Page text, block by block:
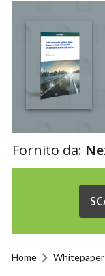
Fornito da:
Home Whitepaper